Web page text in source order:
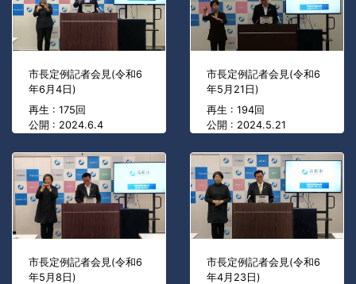
市長定例記者会見(令和6
年6月4日)
再生 : 175回
公開 : 2024.6.4
市長定例記者会見(令和6
年5月21日)
再生 : 194回
公開 : 2024.5.21
市長定例記者会見(令和6
年5月8日)
市長定例記者会見(令和6
年4月23日)